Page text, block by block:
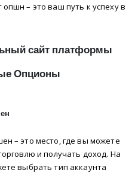
– это ваш путь к успеху в
сайт платформы
Опционы
– это место, где вы можете
и получать доход. На
выбрать тип аккаунта